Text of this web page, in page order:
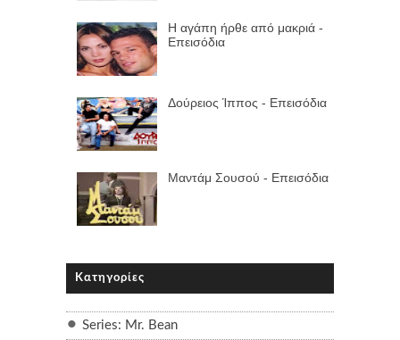
Η αγάπη ήρθε από μακριά -
Επεισόδια
Δούρειος Ίππος - Επεισόδια
Μαντάμ Σουσού - Επεισόδια
Κατηγορίες
Series: Mr. Bean